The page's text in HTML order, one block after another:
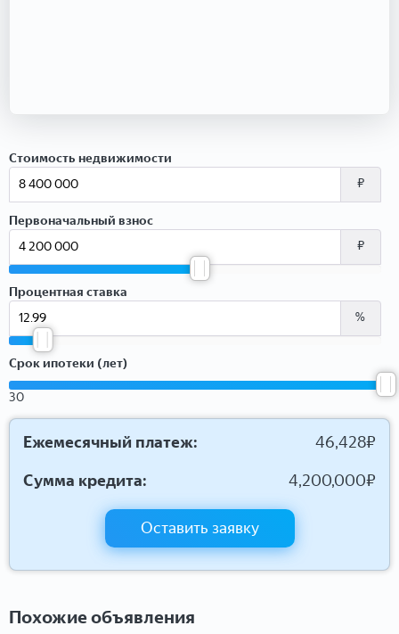
Стоимость недвижимости
₽
Первоначальный взнос
₽
Процентная ставка
%
Срок ипотеки (лет)
30
Ежемесячный платеж: 46,428₽
Сумма кредита:
4,200,000₽
Оставить заявку
Похожие объявления